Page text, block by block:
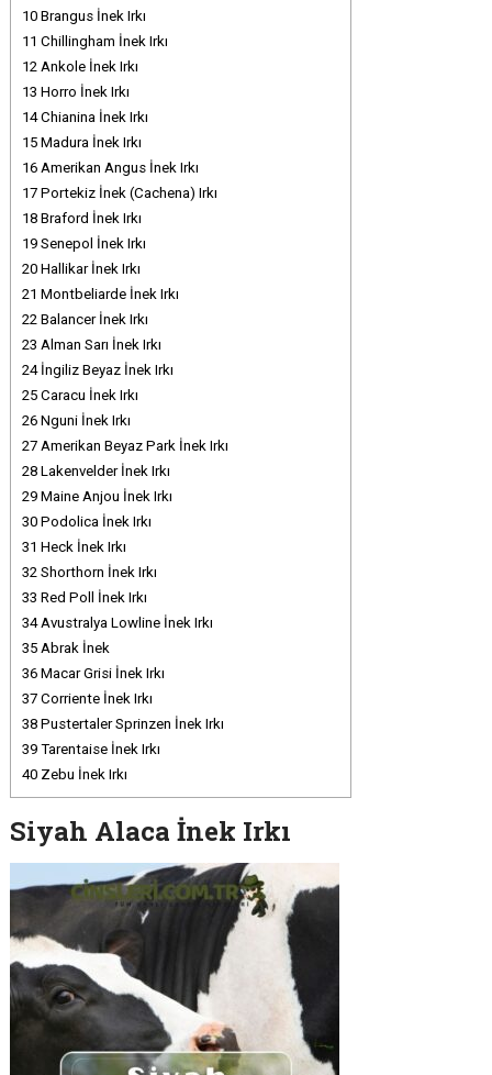
10Brangus İnek Irkı
11 Chillingham İnek Irkı
12 Ankole İnek Irkı
13 Horro İnek Irkı
14Chianina İnek Irkı
15Madura İnek Irkı
16Amerikan Angus İnek Irkı
17Portekiz İnek (Cachena) Irkı
18Braford İnek Irkı
19Senepol İnek Irkı
20Hallikar İnek Irkı
21 Montbeliarde İnek Irkı
22 Balancer İnek Irkı
23 Alman Sarı İnek Irkı
24İngiliz Beyaz İnek Irkı
25Caracu İnek Irkı
26Nguni İnek Irkı
27Amerikan Beyaz Park İnek Irkı
28Lakenvelder İnek Irkı
29Maine Anjou İnek Irkı
30Podolica İnek Irkı
31 Heck İnek Irkı
32 Shorthorn İnek Irkı
33 Red Poll İnek Irkı
34Avustralya Lowline İnek Irkı
35Abrak İnek
36Macar Grisi İnek Irkı
37Corriente İnek Irkı
38Pustertaler Sprinzen İnek Irkı
39Tarentaise İnek Irkı
40Zebu İnek Irkı
Siyah Alaca İnek Irkı